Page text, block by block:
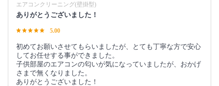
エアコンクリーニング(壁掛型)
ありがとうございました！
5.00
初めてお願いさせてもらいましたが、とても丁寧な方で安心
してお任せする事ができました。
子供部屋のエアコンの匂いが気になっていましたが、おかげ
さまで無くなりました。
ありがとうございました！